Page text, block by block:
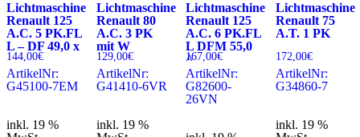
Lichtmaschine
Renault 125
A.C. 5 PK.FL
L – DF 49,0 x
144,00€
ArtikelNr:
G45100-7EM
inkl. 19 %
Lichtmaschine
Renault 80
A.C. 3 PK
mit W
129,00€
ArtikelNr:
G41410-6VR
inkl. 19 %
Lichtmaschine
Renault 125
A.C. 6 PK.FL
L DFM 55,0
^
167,00€
ArtikelNr:
G82600-
26VN
Lichtmaschine
Renault 75
A.T. 1 PK
172,00€
ArtikelNr:
G34860-7
inkl. 19 %